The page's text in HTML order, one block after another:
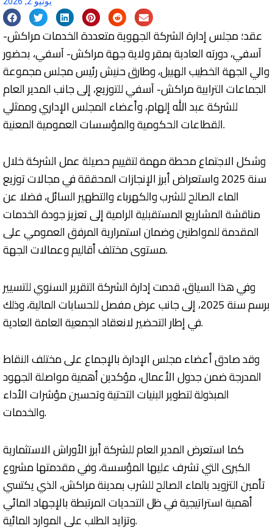
عقد؛ مجلس إدارة الشركة الجهوية متعددة الخدمات مراكش-
آسفي، دورته العادية بمقر ولاية جهة مراكش- آسفي، بحضور
والي الجهة الخطيب الهبيل، وطارق حنيش رئيس مجلس مجموعة
الجماعات الترابية مراكش- آسفي للتوزيع، إلى جانب المدير العام
للشركة عبد الله إلهام، وأعضاء المجلس الإداري وممثلي
القطاعات الحكومية والمؤسسات العمومية المعنية.
وشكل الاجتماع محطة مهمة لتقييم حصيلة عمل الشركة خلال
سنة 2025 واستعراض أبرز الإنجازات المحققة في مجالات توزيع
الماء الصالح للشرب والكهرباء والتطهير السائل، فضلا عن
مناقشة المشاريع المستقبلية الرامية إلى تعزيز جودة الخدمات
المقدمة للمواطنين وضمان استمرارية المرفق العمومي على
مستوى مختلف أقاليم وعمالات الجهة.
وفي هذا السياق، قدمت إدارة الشركة التقرير السنوي للتسيير
برسم سنة 2025، إلى جانب عرض مفصل للحسابات المالية، وذلك
في إطار التحضير لانعقاد الجمعية العامة العادية.
وقد صادق أعضاء مجلس الإدارة بالإجماع على مختلف النقاط
المدرجة ضمن جدول الأعمال، مؤكدين أهمية مواصلة الجهود
المبذولة لتطوير البنيات التحتية وتحسين مؤشرات الأداء
والخدمات.
كما استعرض المدير العام للشركة أبرز الأوراش الاستثمارية
الكبرى التي تشرف عليها المؤسسة، وفي مقدمتها مشروع
تأمين التزويد بالماء الصالح للشرب بمدينة مراكش، الذي يكتسي
أهمية استراتيجية في ظل التحديات المرتبطة بالإجهاد المائي
وتزايد الطلب على الموارد المائية.